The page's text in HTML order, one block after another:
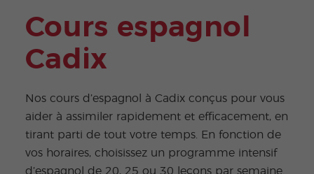
Cours espagnol
Cadix
Nos cours d’espagnol à Cadix conçus pour vous
aider à assimiler rapidement et efficacement, en
tirant parti de tout votre temps. En fonction de
vos horaires, choisissez un programme intensif
d’espagnol de 20, 25 ou 30 leçons par semaine.